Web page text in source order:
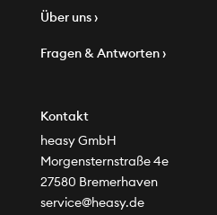
Über uns ›
Fragen & Antworten ›
Kontakt
heasy GmbH
Morgensternstraße 4e
27580 Bremerhaven
service@heasy.de